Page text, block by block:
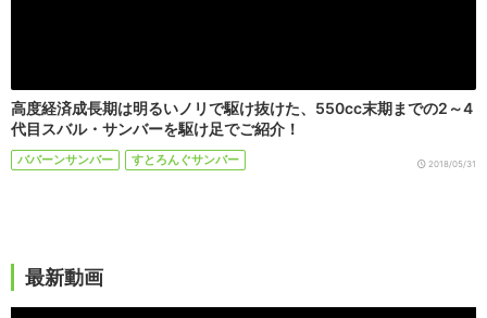
高度経済成長期は明るいノリで駆け抜けた、550cc末期までの2～4
代目スバル・サンバーを駆け足でご紹介！
ババーンサンバー すとろんぐサンバー 2018/05/31
最新動画